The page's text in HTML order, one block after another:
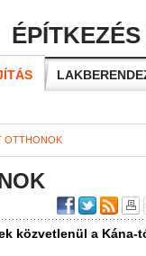
OTTHONOK
közvetlenül a Kána-